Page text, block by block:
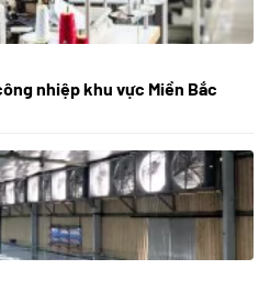
nhiệp khu vực Miền Bắc